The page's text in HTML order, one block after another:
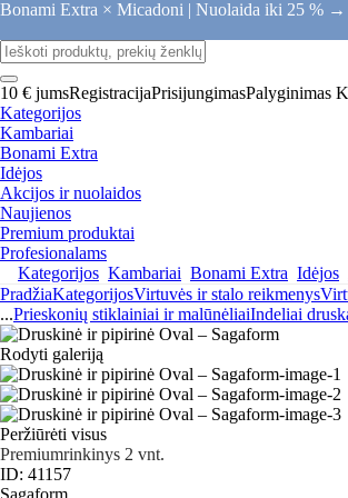
Bonami Extra × Micadoni | Nuolaida iki 25 % →
10 € jumsRegistracijaPrisijungimasPalyginimas
Kategorijos
Kambariai
Bonami Extra
Idėjos
Akcijos ir nuolaidos
Naujienos
Premium produktai
Profesionalams
Kategorijos Kambariai Bonami Extra Idėjos
PradžiaKategorijosVirtuvės ir stalo reikmenys
...Prieskonių stiklainiai ir malūnėliaiIndeliai
Rodyti galeriją
Peržiūrėti visus
Premiumrinkinys 2 vnt.
ID: 41157
Sagaform